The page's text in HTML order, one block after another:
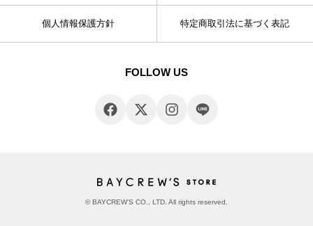
個人情報保護方針 特定商取引法に基づく表記
FOLLOW US
© BAYCREW’S CO., LTD. All rights reserved.